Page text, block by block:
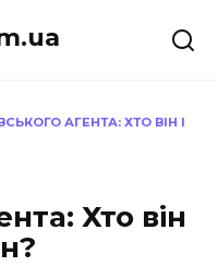
АГЕНТА: ХТО ВІН І
Хто він